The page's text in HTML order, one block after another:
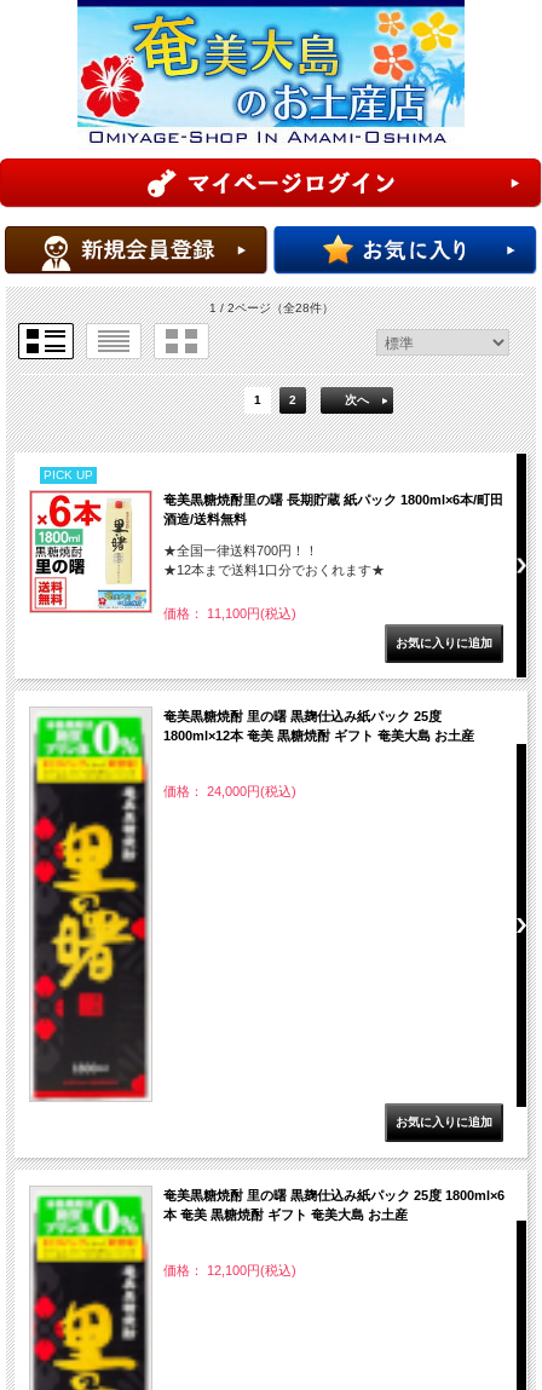
1 / 2ページ（全28件）
1 2 次へ
PICK UP
奄美黒糖焼酎里の曙 長期貯蔵 紙パック 1800ml×6本/町田
酒造/送料無料
★全国一律送料700円！！
★12本まで送料1口分でおくれます★
価格： 11,100円(税込)
奄美黒糖焼酎 里の曙 黒麹仕込み紙パック 25度
1800ml×12本 奄美 黒糖焼酎 ギフト 奄美大島 お土産
価格： 24,000円(税込)
奄美黒糖焼酎 里の曙 黒麹仕込み紙パック 25度 1800ml×6
本 奄美 黒糖焼酎 ギフト 奄美大島 お土産
価格： 12,100円(税込)